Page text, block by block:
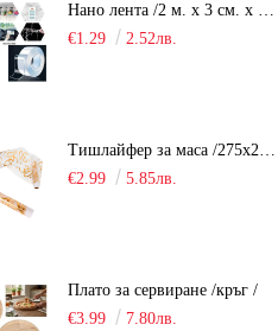
Нано лента /2 м. х 3 см. х 2 мм./
€1.29
2.52лв.
Тишлайфер за маса /275х28см. - органза/
€2.99
5.85лв.
Плато за сервиране /кръг /
€3.99
7.80лв.